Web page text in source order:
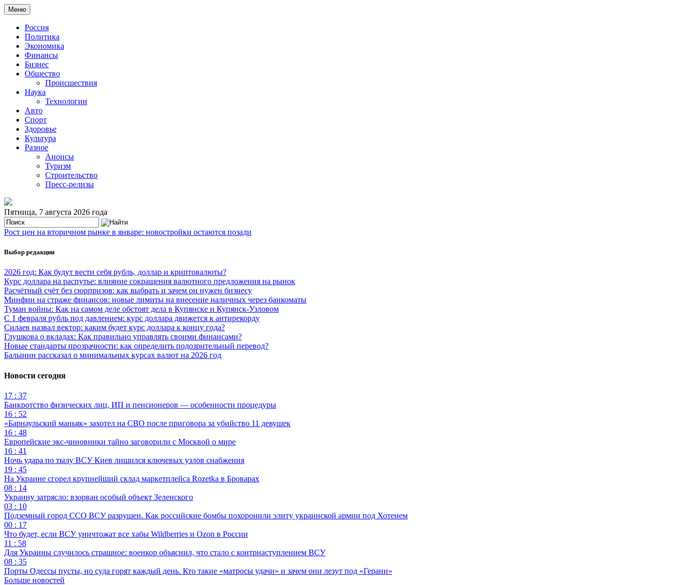
Меню
Россия
Политика
Экономика
Финансы
Бизнес
Общество
Происшествия
Наука
Технологии
Авто
Спорт
Здоровье
Культура
Разное
Анонсы
Туризм
Строительство
Пресс-релизы
Пятница, 7 августа 2026 года
Рост цен на вторичном рынке в январе: новостройки остаются позади
Выбор редакции
2026 год: Как будут вести себя рубль, доллар и криптовалюты?
Курс доллара на распутье: влияние сокращения валютного предложения на рынок
Расчётный счёт без сюрпризов: как выбрать и зачем он нужен бизнесу
Минфин на страже финансов: новые лимиты на внесение наличных через банкоматы
Туман войны: Как на самом деле обстоят дела в Купянске и Купянск-Узловом
С 1 февраля рубль под давлением: курс доллара движется к антирекорду
Силаев назвал вектор: каким будет курс доллара к концу года?
Глушкова о вкладах: Как правильно управлять своими финансами?
Новые стандарты прозрачности: как определить подозрительный перевод?
Балынин рассказал о минимальных курсах валют на 2026 год
Новости сегодня
17 : 37
Банкротство физических лиц, ИП и пенсионеров — особенности процедуры
16 : 52
«Барнаульский маньяк» захотел на СВО после приговора за убийство 11 девушек
16 : 48
Европейские экс-чиновники тайно заговорили с Москвой о мире
16 : 41
Ночь удара по тылу ВСУ Киев лишился ключевых узлов снабжения
19 : 45
На Украине сгорел крупнейший склад маркетплейса Rozetka в Броварах
08 : 14
Украину затрясло: взорван особый объект Зеленского
03 : 10
Подземный город ССО ВСУ разрушен. Как российские бомбы похоронили элиту украинской армии под Хотенем
00 : 17
Что будет, если ВСУ уничтожат все хабы Wildberries и Ozon в России
11 : 58
Для Украины случилось страшное: военкор объяснил, что стало с контрнаступлением ВСУ
08 : 35
Порты Одессы пусты, но суда горят каждый день. Кто такие «матросы удачи» и зачем они лезут под «Герани»
Больше новостей